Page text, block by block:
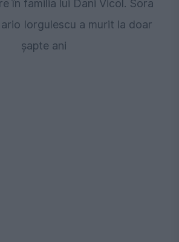
în familia lui Dani Vicol. Sora
Iorgulescu a murit la doar
șapte ani